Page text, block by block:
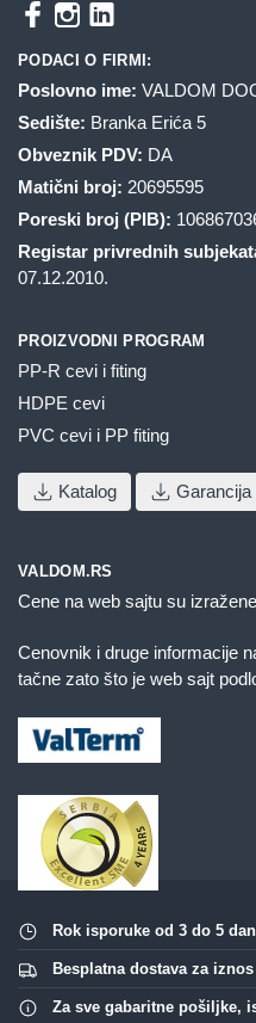
PODACI O FIRMI:
Poslovno ime: VALDOM
Sedište: Branka Erića 5
Obveznik PDV: DA
Matični broj: 20695595
Poreski broj (PIB):
Registar privrednih
07.12.2010.
PROIZVODNI PROGRAM
PP-R cevi i fiting
HDPE cevi
PVC cevi i PP fiting
Katalog Garancija
VALDOM.RS
Cene na web sajtu su
Cenovnik i druge informacije
tačne zato što je web sajt
Rok isporuke od 3 do 5
Besplatna dostava za
Za sve gabaritne pošiljke,